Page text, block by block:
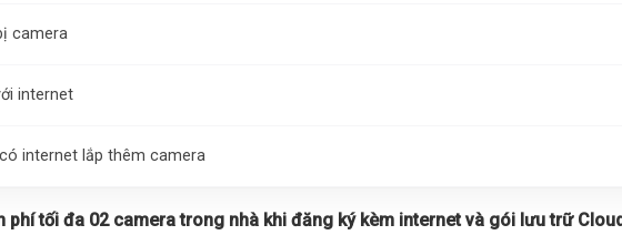
camera
internet
internet lắp thêm camera
phí tối đa 02 camera trong nhà khi đăng ký kèm internet và gói lưu trữ